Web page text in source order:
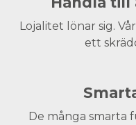
Lojalitet lönar sig.
ett
De många smarta